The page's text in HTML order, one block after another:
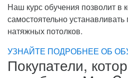
Наш курс обучения позволит в
самостоятельно
натяжных потолков.
УЗНАЙТЕ ПОДРОБНЕЕ ОБ
Покупатели,